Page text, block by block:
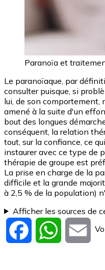
Paranoïa et
Le paranoïaque, par
consulter puisque, si
lui, de son comportement,
amené à la suite d'un
bout des longues
conséquent, la relation
tout, sur la confiance, ce
instaurer avec ce type de
thérapie de groupe est
La prise en charge de la
difficile et la grande
à 2,5 % de la population)
Afficher les sources de
Facebook WhatsApp